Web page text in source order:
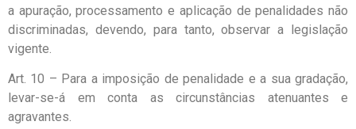
a apuração, processamento e aplicação de penalidades não
discriminadas, devendo, para tanto, observar a legislação
vigente.
Art. 10 – Para a imposição de penalidade e a sua gradação,
levar-se-á em conta as circunstâncias atenuantes e
agravantes.